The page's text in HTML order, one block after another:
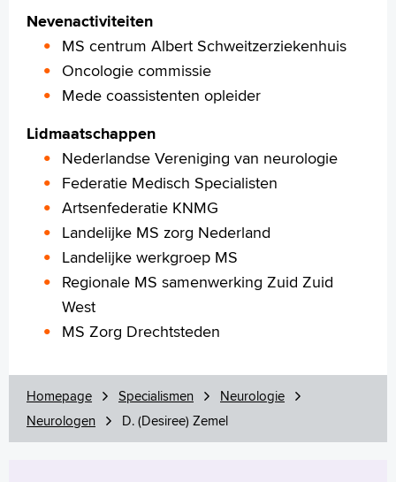
Nevenactiviteiten
MS centrum Albert Schweitzerziekenhuis
Oncologie commissie
Mede coassistenten opleider
Lidmaatschappen
Nederlandse Vereniging van neurologie
Federatie Medisch Specialisten
Artsenfederatie KNMG
Landelijke MS zorg Nederland
Landelijke werkgroep MS
Regionale MS samenwerking Zuid Zuid
West
MS Zorg Drechtsteden
Homepage Specialismen
Neurologie
Neurologen
D. (Desiree) Zemel